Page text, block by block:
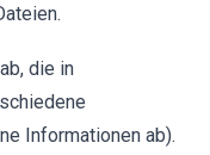
die in
Informationen ab).